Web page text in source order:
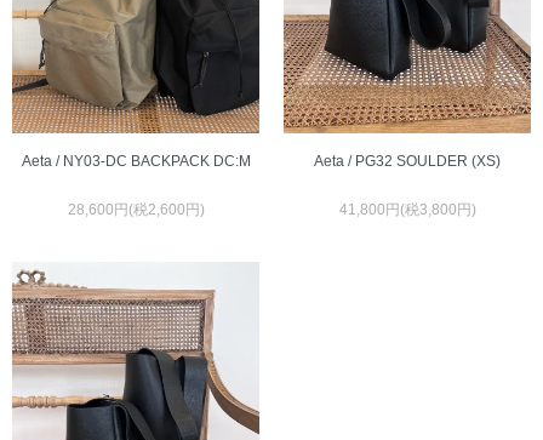
Aeta / NY03-DC BACKPACK DC:M
28,600円(税2,600円)
Aeta / PG32 SOULDER (XS)
41,800円(税3,800円)